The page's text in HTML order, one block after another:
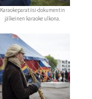
Karaokeparatiisi-dokumentin
jälkeinen karaoke ulkona.